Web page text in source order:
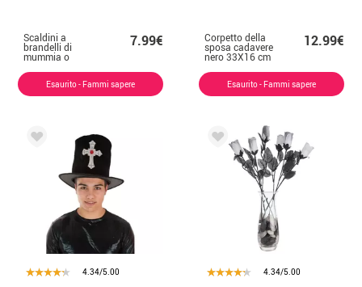
Scaldini a
brandelli di
mummia o
7.99€
Esaurito - Fammi sapere
Corpetto della
sposa cadavere
nero 33X16 cm
12.99€
Esaurito - Fammi sapere
4.34/5.00 4.34/5.00